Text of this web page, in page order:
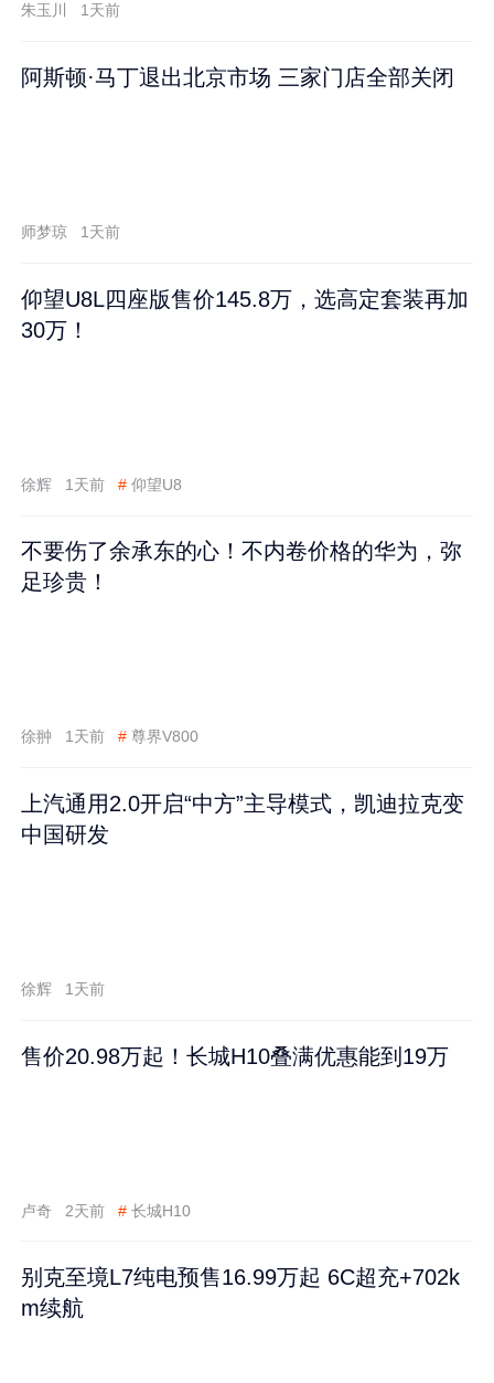
朱玉川 1天前
阿斯顿·马丁退出北京市场 三家门店全部关闭
师梦琼 1天前
仰望U8L四座版售价145.8万，选高定套装再加
30万！
徐辉 1天前 # 仰望U8
不要伤了余承东的心！不内卷价格的华为，弥
足珍贵！
徐翀 1天前 # 尊界V800
上汽通用2.0开启“中方”主导模式，凯迪拉克变
中国研发
徐辉 1天前
售价20.98万起！长城H10叠满优惠能到19万
卢奇 2天前 # 长城H10
别克至境L7纯电预售16.99万起 6C超充+702k
m续航